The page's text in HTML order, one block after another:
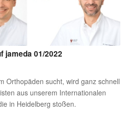
jameda 01/2022
Orthopäden sucht, wird ganz schnell
aus unserem Internationalen
in Heidelberg stoßen.